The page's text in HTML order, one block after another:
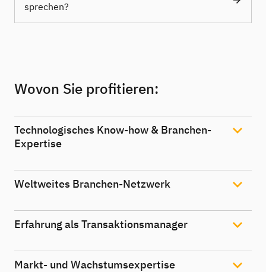
sprechen?
Wovon Sie profitieren:
Technologisches Know-how & Branchen-
Expertise
Weltweites Branchen-Netzwerk
Erfahrung als Transaktionsmanager
Markt- und Wachstumsexpertise